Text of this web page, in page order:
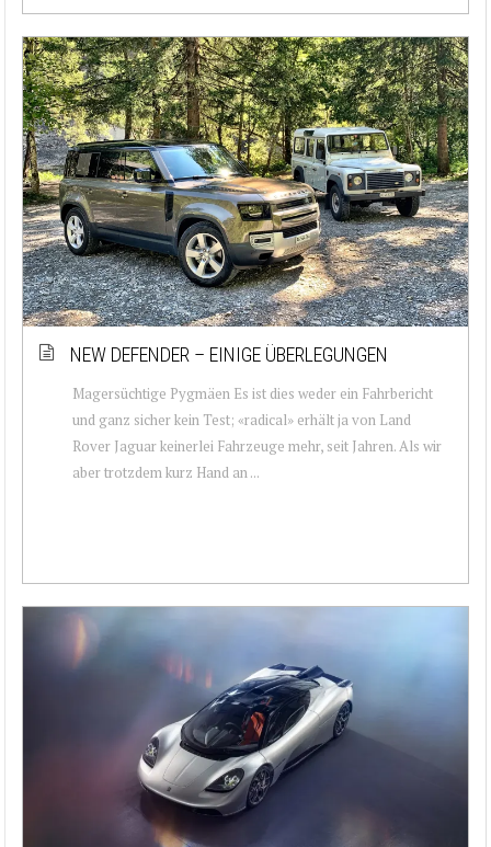
NEW DEFENDER – EINIGE ÜBERLEGUNGEN
Magersüchtige Pygmäen Es ist dies weder ein Fahrbericht
und ganz sicher kein Test; «radical» erhält ja von Land
Rover Jaguar keinerlei Fahrzeuge mehr, seit Jahren. Als wir
aber trotzdem kurz Hand an ...